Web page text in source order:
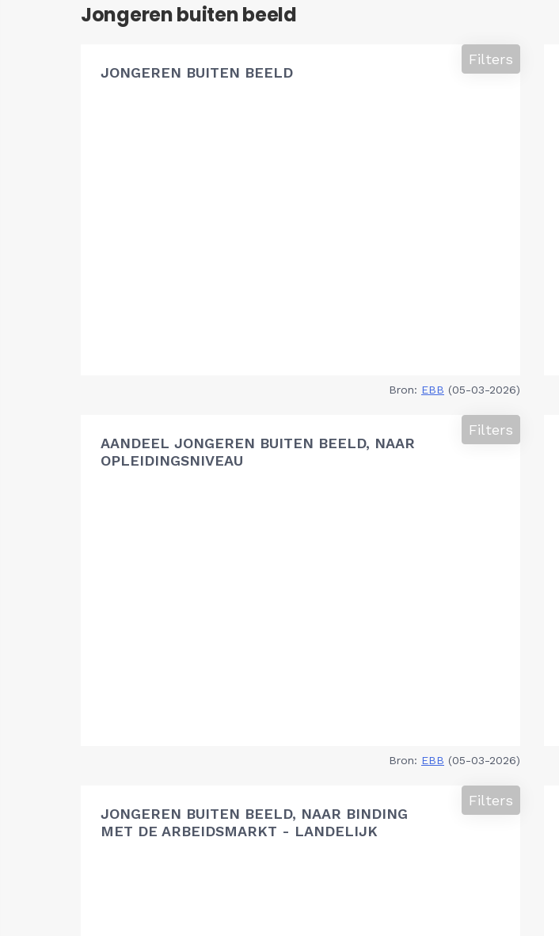
Jongeren buiten beeld
JONGEREN BUITEN BEELD
Filters
Bron: EBB (05-03-2026)
AANDEEL JONGEREN BUITEN BEELD, NAAR
OPLEIDINGSNIVEAU
Filters
Bron: EBB (05-03-2026)
JONGEREN BUITEN BEELD, NAAR BINDING
MET DE ARBEIDSMARKT - LANDELIJK
Filters